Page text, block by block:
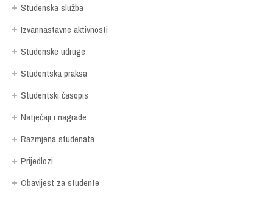
Studenska služba
Izvannastavne aktivnosti
Studenske udruge
Studentska praksa
Studentski časopis
Natječaji i nagrade
Razmjena studenata
Prijedlozi
Obavijest za studente